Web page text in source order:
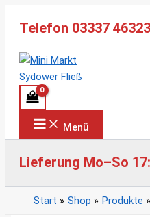
InhaltTelefon 03337
Menü
Lieferung Mo–So
Start Shop Produkte